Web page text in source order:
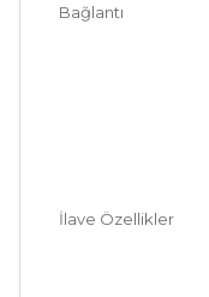
Bağlantı
İlave Özellikler